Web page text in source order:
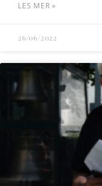
LES MER »
26/06/2022